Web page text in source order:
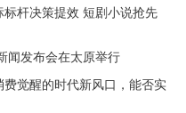
杆决策提效 短剧小说抢先
闻发布会在太原举行
觉醒的时代新风口，能否实